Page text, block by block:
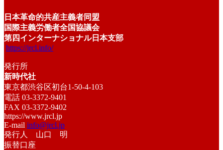
日本革命的共産主義者同盟
国際主義労働者全国協議会
第四インターナショナル日本支部
https://jrcl.info/
発行所
新時代社
東京都渋谷区初台1-50-4-103
電話 03-3372-9401
FAX 03-3372-9402
https://www.jrcl.jp
E-mail info@jrcl.jp
発行人 山口 明
振替口座